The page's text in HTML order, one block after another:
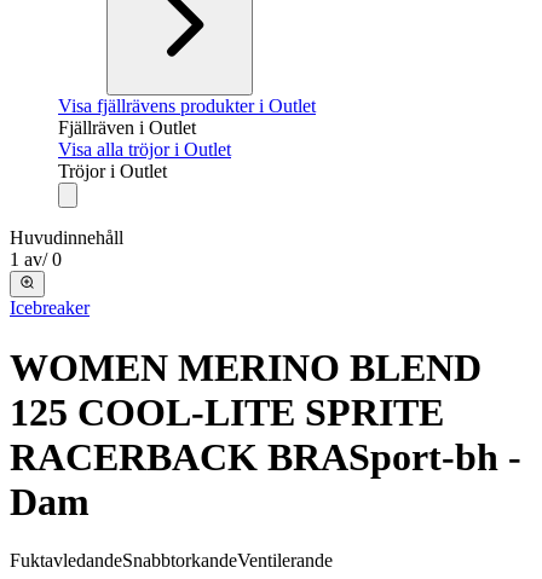
Visa fjällrävens produkter i Outlet
Fjällräven i Outlet
Visa alla tröjor i Outlet
Tröjor i Outlet
Huvudinnehåll
1 av/ 0
Icebreaker
WOMEN MERINO BLEND
125 COOL-LITE SPRITE
RACERBACK BRASport-bh -
Dam
FuktavledandeSnabbtorkandeVentilerande